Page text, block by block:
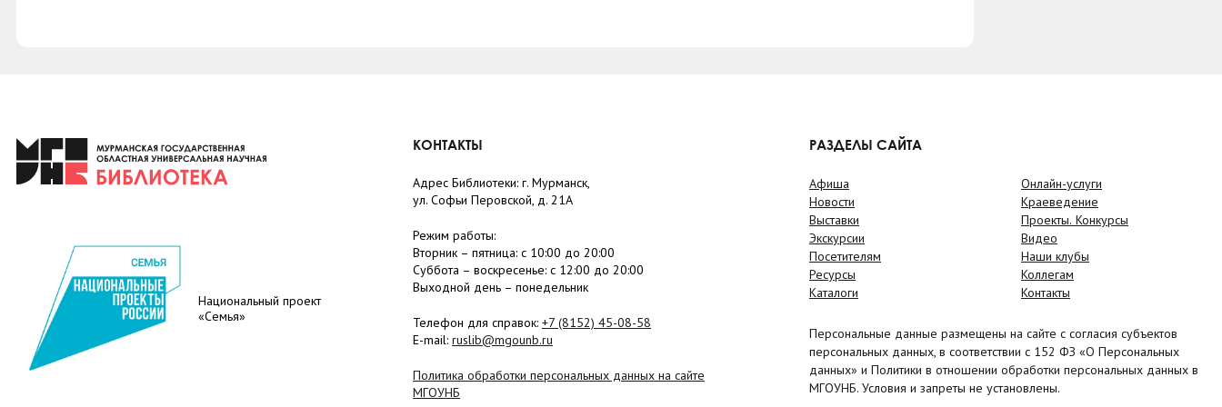
Национальный проект
«Семья»
КОНТАКТЫ
Адрес Библиотеки: г. Мурманск,
ул. Софьи Перовской, д. 21А
Режим работы:
Вторник – пятница: с 10:00 до 20:00
Суббота – воскресенье: c 12:00 до 20:00
Выходной день – понедельник
Телефон для справок: +7 (8152) 45-08-58
E-mail: ruslib@mgounb.ru
Политика обработки персональных данных на сайте
МГОУНБ
РАЗДЕЛЫ САЙТА
Афиша
Новости
Выставки
Экскурсии
Посетителям
Ресурсы
Каталоги
Онлайн-услуги
Краеведение
Проекты. Конкурсы
Видео
Наши клубы
Коллегам
Контакты
Персональные данные размещены на сайте с согласия субъектов
персональных данных, в соответствии с 152 ФЗ «О Персональных
данных» и Политики в отношении обработки персональных данных в
МГОУНБ. Условия и запреты не установлены.